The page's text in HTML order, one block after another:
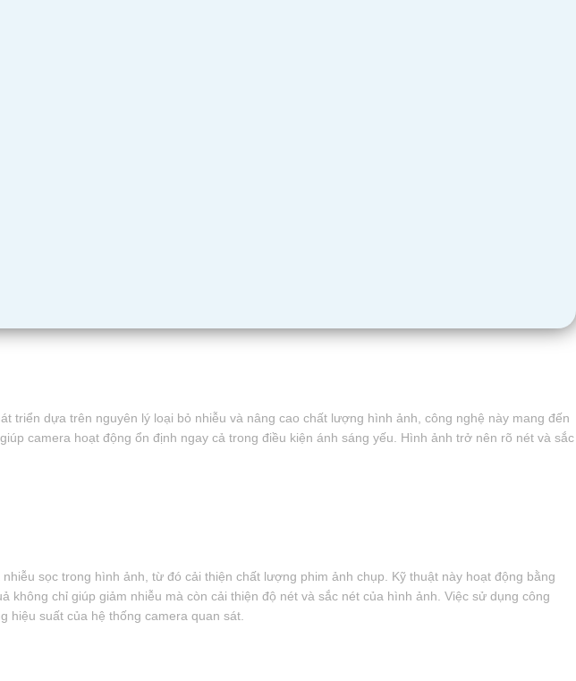
dựa trên nguyên lý loại bỏ nhiễu và nâng cao chất lượng hình ảnh, công nghệ này mang đến
camera hoạt động ổn định ngay cả trong điều kiện ánh sáng yếu. Hình ảnh trở nên rõ nét và sắc
sọc trong hình ảnh, từ đó cải thiện chất lượng phim ảnh chụp. Kỹ thuật này hoạt động bằng
chỉ giúp giảm nhiễu mà còn cải thiện độ nét và sắc nét của hình ảnh. Việc sử dụng công
hiệu suất của hệ thống camera quan sát.